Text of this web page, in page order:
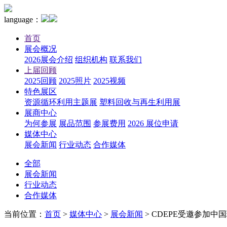
language：
首页
展会概况
2026展会介绍 组织机构 联系我们
上届回顾
2025回顾 2025照片 2025视频
特色展区
资源循环利用主题展 塑料回收与再生利用展
展商中心
为何参展 展品范围 参展费用 2026 展位申请
媒体中心
展会新闻 行业动态 合作媒体
全部
展会新闻
行业动态
合作媒体
当前位置： 首页 > 媒体中心 > 展会新闻 > CDEPE受邀参加中